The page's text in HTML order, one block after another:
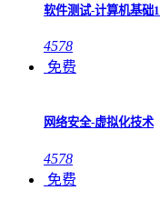
软件测试-计算机基础1
4578
免费
网络安全-虚拟化技术
4578
免费